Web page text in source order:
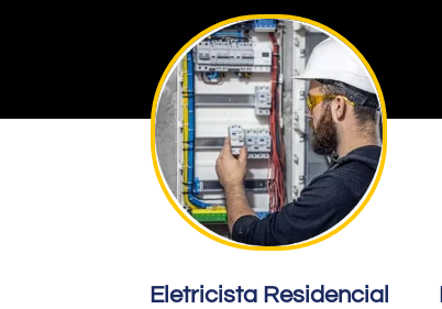
Eletricista Residencial